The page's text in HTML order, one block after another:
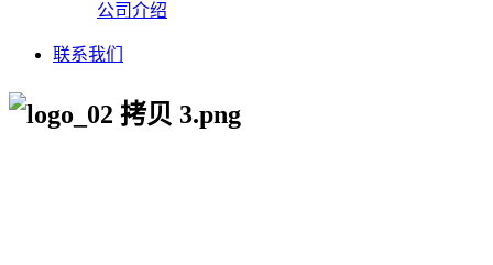
公司介绍
联系我们